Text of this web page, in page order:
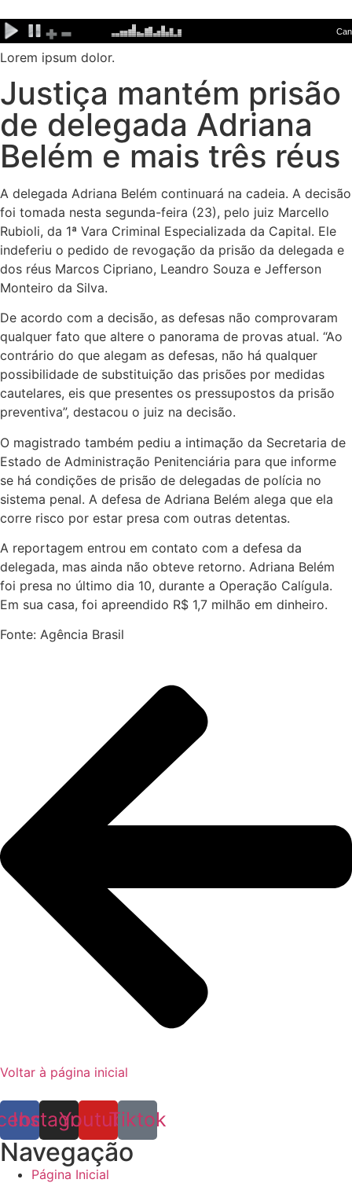
para
o
conteúdo
Lorem ipsum dolor.
Justiça mantém prisão
de delegada Adriana
Belém e mais três réus
A delegada Adriana Belém continuará na cadeia. A decisão
foi tomada nesta segunda-feira (23), pelo juiz Marcello
Rubioli, da 1ª Vara Criminal Especializada da Capital. Ele
indeferiu o pedido de revogação da prisão da delegada e
dos réus Marcos Cipriano, Leandro Souza e Jefferson
Monteiro da Silva.
De acordo com a decisão, as defesas não comprovaram
qualquer fato que altere o panorama de provas atual. “Ao
contrário do que alegam as defesas, não há qualquer
possibilidade de substituição das prisões por medidas
cautelares, eis que presentes os pressupostos da prisão
preventiva”, destacou o juiz na decisão.
O magistrado também pediu a intimação da Secretaria de
Estado de Administração Penitenciária para que informe
se há condições de prisão de delegadas de polícia no
sistema penal. A defesa de Adriana Belém alega que ela
corre risco por estar presa com outras detentas.
A reportagem entrou em contato com a defesa da
delegada, mas ainda não obteve retorno. Adriana Belém
foi presa no último dia 10, durante a Operação Calígula.
Em sua casa, foi apreendido R$ 1,7 milhão em dinheiro.
Fonte: Agência Brasil
Voltar à página inicial
Instagram
YoutubeTiktok
Navegação
Página Inicial